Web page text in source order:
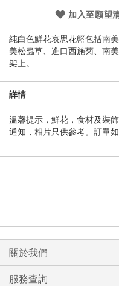
加入至願望
純白色鮮花哀思花籃包括南
美松蟲草、進口西施菊、南
架上。
詳情
溫馨提示，鮮花，食材及裝
通知，相片只供參考。訂單
關於我們
服務查詢